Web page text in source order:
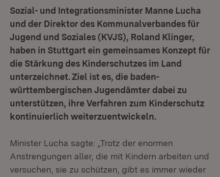
Sozial- und Integrationsminister Manne Lucha
und der Direktor des Kommunalverbandes für
Jugend und Soziales (KVJS), Roland Klinger,
haben in Stuttgart ein gemeinsames Konzept für
die Stärkung des Kinderschutzes im Land
unterzeichnet. Ziel ist es, die baden-
württembergischen Jugendämter dabei zu
unterstützen, ihre Verfahren zum Kinderschutz
kontinuierlich weiterzuentwickeln.
Minister Lucha sagte: „Trotz der enormen
Anstrengungen aller, die mit Kindern arbeiten und
versuchen, sie zu schützen, gibt es immer wieder